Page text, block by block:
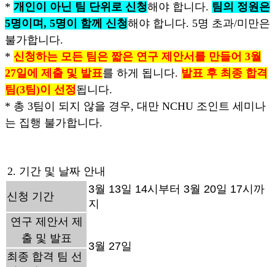
* 개인이 아닌 팀 단위로 신청해야 합니다. 팀의 정원은
5명이며, 5명이 함께 신청해야 합니다. 5명 초과/미만은
불가합니다.
* 신청하는 모든 팀은 짧은 연구 제안서를 만들어 3월
27일에 제출 및 발표를 하게 됩니다. 발표 후 최종 합격
팀(3팀)이 선정됩니다.
* 총 3팀이 되지 않을 경우, 대만 NCHU 조인트 세미나
는 집행 불가합니다.
2. 기간 및 날짜 안내
신청 기간
3월 13일 14시부터 3월 20일 17시까
지
연구 제안서 제
출 및 발표
3월 27일
최종 합격 팀 선